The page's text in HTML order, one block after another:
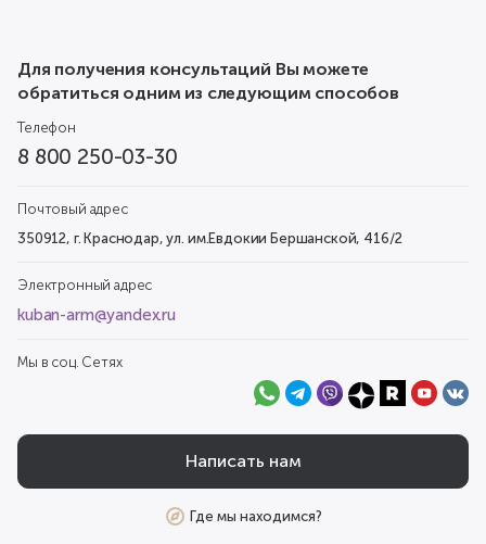
Для получения консультаций Вы можете
обратиться одним из следующим способов
Телефон
8 800 250-03-30
Почтовый адрес
350912, г. Краснодар, ул. им.Евдокии Бершанской, 416/2
Электронный адрес
kuban-arm@yandex.ru
Мы в соц. Сетях
Написать нам
Где мы находимся?